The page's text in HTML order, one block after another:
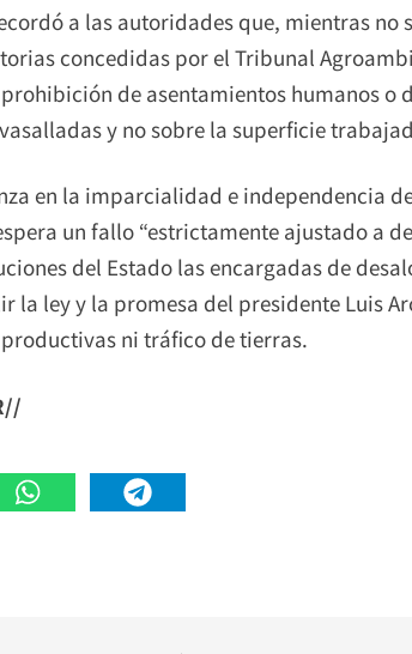
a las autoridades que, mientras no
concedidas por el Tribunal
de asentamientos humanos o
y no sobre la superficie
en la imparcialidad e independencia
un fallo “estrictamente ajustado a
del Estado las encargadas de
la ley y la promesa del presidente Luis
ni tráfico de tierras.